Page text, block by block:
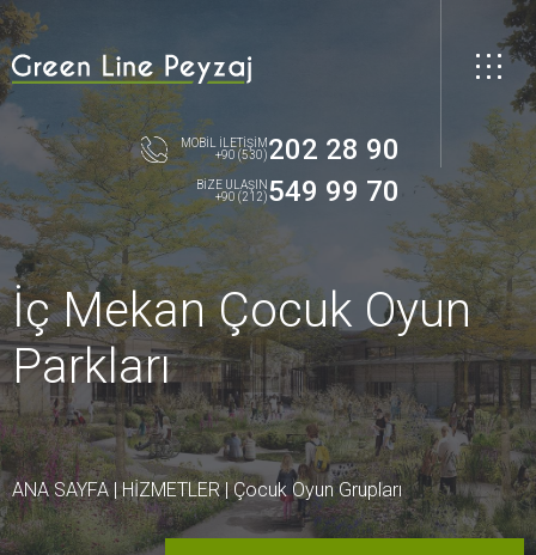
MOBİL İLETİŞİM
+90 (530)202 28 90
BİZE ULAŞIN
+90 (212)549 99 70
İç Mekan Çocuk Oyun
Parkları
ANA SAYFA|HİZMETLER|Çocuk Oyun Grupları